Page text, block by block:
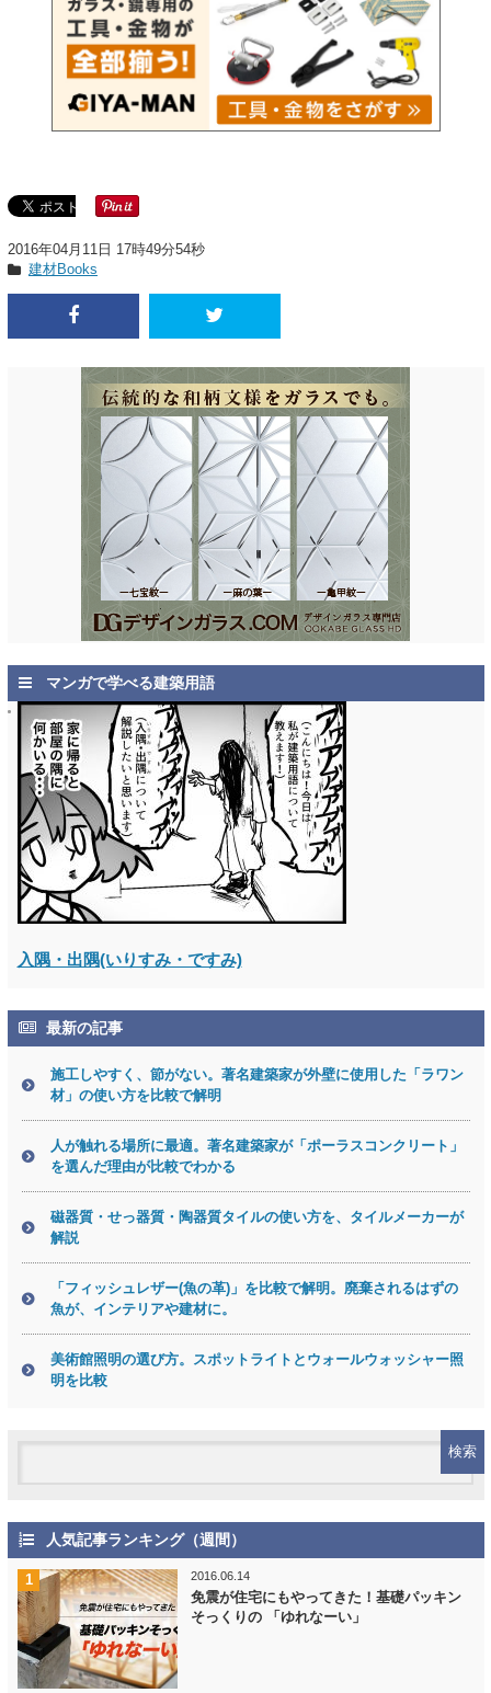
2016年04月11日 17時49分54秒
建材Books
マンガで学べる建築用語
入隅・出隅(いりすみ・ですみ)
最新の記事
施工しやすく、節がない。著名建築家が外壁に使用した「ラワン
材」の使い方を比較で解明
人が触れる場所に最適。著名建築家が「ポーラスコンクリート」
を選んだ理由が比較でわかる
磁器質・せっ器質・陶器質タイルの使い方を、タイルメーカーが
解説
「フィッシュレザー(魚の革)」を比較で解明。廃棄されるはずの
魚が、インテリアや建材に。
美術館照明の選び方。スポットライトとウォールウォッシャー照
明を比較
人気記事ランキング（週間）
2016.06.14
免震が住宅にもやってきた！基礎パッキン
そっくりの 「ゆれなーい」